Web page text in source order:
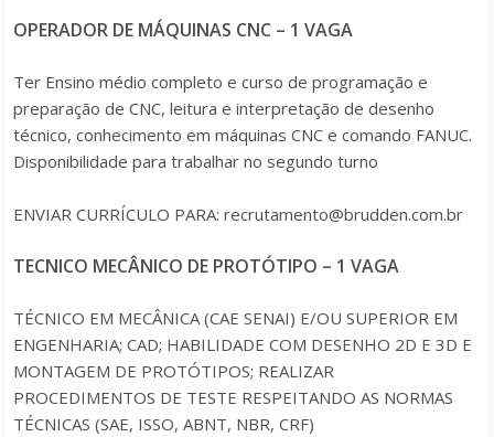
OPERADOR DE MÁQUINAS CNC – 1 VAGA
Ter Ensino médio completo e curso de programação e
preparação de CNC, leitura e interpretação de desenho
técnico, conhecimento em máquinas CNC e comando FANUC.
Disponibilidade para trabalhar no segundo turno
ENVIAR CURRÍCULO PARA: recrutamento@brudden.com.br
TECNICO MECÂNICO DE PROTÓTIPO – 1 VAGA
TÉCNICO EM MECÂNICA (CAE SENAI) E/OU SUPERIOR EM
ENGENHARIA; CAD; HABILIDADE COM DESENHO 2D E 3D E
MONTAGEM DE PROTÓTIPOS; REALIZAR
PROCEDIMENTOS DE TESTE RESPEITANDO AS NORMAS
TÉCNICAS (SAE, ISSO, ABNT, NBR, CRF)